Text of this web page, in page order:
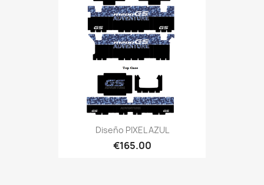
Diseño PIXEL AZUL
€165.00